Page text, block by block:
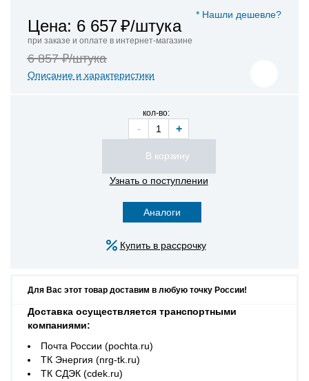
* Нашли дешевле?
Цена: 6 657₽/штука
при заказе и оплате в интернет-магазине
6 857 ₽/штука
Описание и характеристики
кол-во:
- +
Узнать о поступлении
Аналоги
Купить в рассрочку
Для Вас этот товар доставим в любую точку России!
Доставка осуществляется транспортными
компаниями:
Почта России (pochta.ru)
ТК Энергия (nrg-tk.ru)
ТК СДЭК (cdek.ru)